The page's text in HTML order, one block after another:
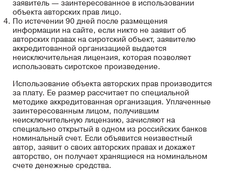
заявитель — заинтересованное в использовании
объекта авторских прав лицо.
По истечении 90 дней после размещения
информации на сайте, если никто не заявит об
авторских правах на сиротский объект, заявителю
аккредитованной организацией выдается
неисключительная лицензия, которая позволяет
использовать сиротское произведение.
Использование объекта авторских прав производится
за плату. Ее размер рассчитает по специальной
методике аккредитованная организация. Уплаченные
заинтересованным лицом, получившим
неисключительную лицензию, зачисляют на
специально открытый в одном из российских банков
номинальный счет. Если объявится неизвестный
автор, заявит о своих авторских правах и докажет
авторство, он получает хранящиеся на номинальном
счете денежные средства.